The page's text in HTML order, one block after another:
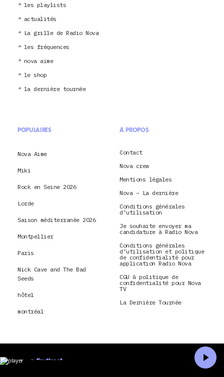
les playlists
actualités
La grille de Radio Nova
les fréquences
nova aime
le shop
la dernière tournée
POPULAIRES
Nova Aime
Miki
Rock en Seine 2026
Lorde
Saison méditerranée 2026
Montpellier
Paris
Nick Cave and The Bad
Seeds
hôtel
montréal
À PROPOS
Contact
Nova crew
Mentions légales
Nova – La dernière
Conditions générales
d’utilisation
Je souhaite envoyer ma
candidature à Radio Nova
Conditions générales
d’utilisation et politique
de confidentialité pour
application Radio Nova
CGU & politique de
confidentialité pour Nova
TV
La Dernière Tournée
En direct